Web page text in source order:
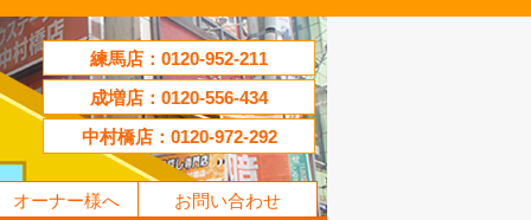
練馬店：0120-952-211
成増店：0120-556-434
中村橋店：0120-972-292
オーナー様へ お問い合わせ